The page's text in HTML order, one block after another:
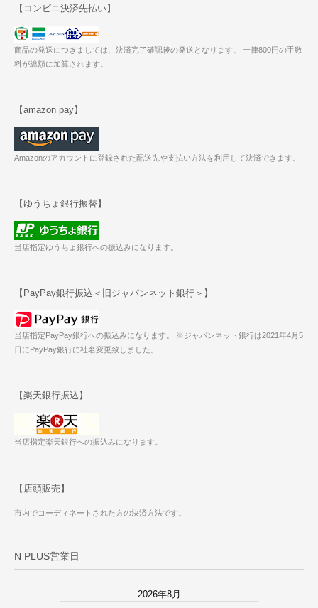
【コンビニ決済先払い】
商品の発送につきましては、決済完了確認後の発送となります。 一律800円の手数
料が総額に加算されます。
【amazon pay】
Amazonのアカウントに登録された配送先や支払い方法を利用して決済できます。
【ゆうちょ銀行振替】
当店指定ゆうちょ銀行への振込みになります。
【PayPay銀行振込＜旧ジャパンネット銀行＞】
当店指定PayPay銀行への振込みになります。 ※ジャパンネット銀行は2021年4月5
日にPayPay銀行に社名変更致しました。
【楽天銀行振込】
当店指定楽天銀行への振込みになります。
【店頭販売】
市内でコーディネートされた方の決済方法です。
N PLUS営業日
2026年8月